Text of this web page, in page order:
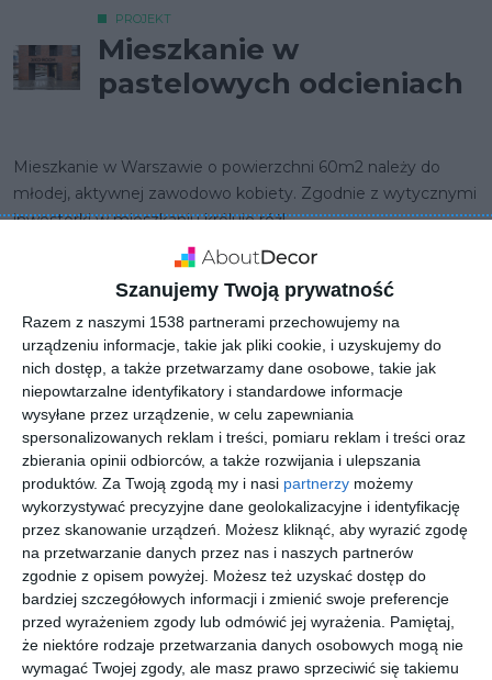
Szanujemy Twoją prywatność
Razem z naszymi 1538 partnerami przechowujemy na
urządzeniu informacje, takie jak pliki cookie, i uzyskujemy do
nich dostęp, a także przetwarzamy dane osobowe, takie jak
niepowtarzalne identyfikatory i standardowe informacje
wysyłane przez urządzenie, w celu zapewniania
spersonalizowanych reklam i treści, pomiaru reklam i treści oraz
zbierania opinii odbiorców, a także rozwijania i ulepszania
produktów. Za Twoją zgodą my i nasi partnerzy możemy
wykorzystywać precyzyjne dane geolokalizacyjne i identyfikację
przez skanowanie urządzeń. Możesz kliknąć, aby wyrazić zgodę
na przetwarzanie danych przez nas i naszych partnerów
zgodnie z opisem powyżej. Możesz też uzyskać dostęp do
bardziej szczegółowych informacji i zmienić swoje preferencje
przed wyrażeniem zgody lub odmówić jej wyrażenia.
Pamiętaj,
że niektóre rodzaje przetwarzania danych osobowych mogą nie
wymagać Twojej zgody, ale masz prawo sprzeciwić się takiemu
PROJEKT
Mieszkanie w
pastelowych odcieniach
Mieszkanie w Warszawie o powierzchni 60m2 należy do
młodej, aktywnej zawodowo kobiety. Zgodnie z wytycznymi
inwestorki w mieszkaniu króluje róż!
Decoroom
Szacunkowy czas realizacji
90 dzień
Kategoria projektu
Mieszkanie
DODAJ DO ULUBIONYCH
Pozostałe zdjęcia w projekcie:Mieszkanie w
pastelowych odcieniach